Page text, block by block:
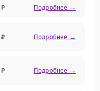
Подробнее →
Подробнее →
Подробнее →